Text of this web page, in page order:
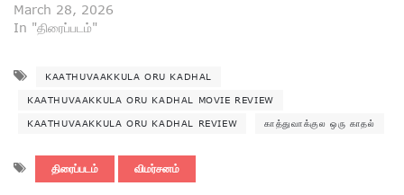
March 28, 2026
In "திரைப்படம்"
KAATHUVAAKKULA ORU KADHAL
KAATHUVAAKKULA ORU KADHAL MOVIE REVIEW
KAATHUVAAKKULA ORU KADHAL REVIEW காத்துவாக்குல ஒரு காதல்
திரைப்படம் விமர்சனம்